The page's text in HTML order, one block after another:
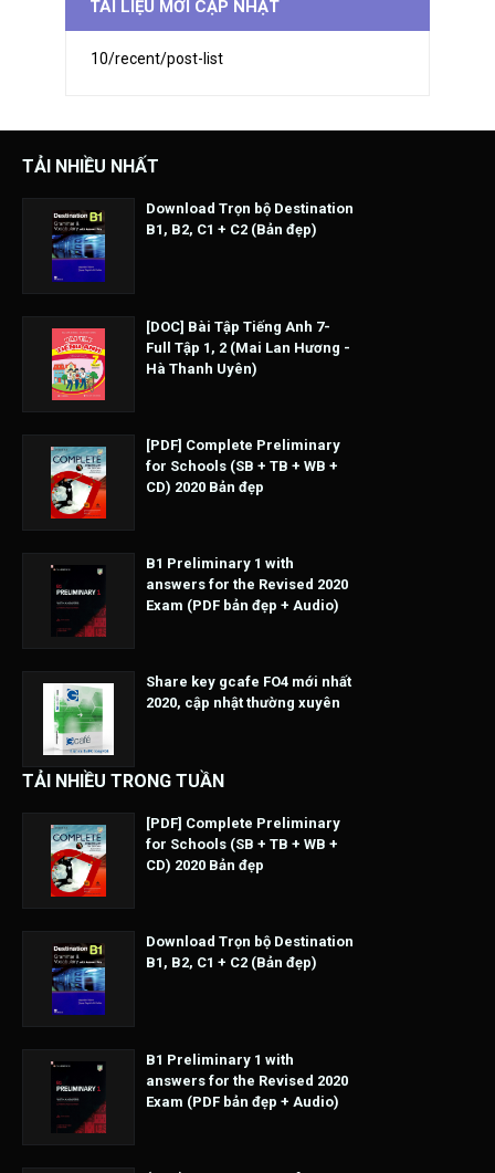
TÀI LIỆU MỚI CẬP NHẬT
10/recent/post-list
TẢI NHIỀU NHẤT
Download Trọn bộ Destination
B1, B2, C1 + C2 (Bản đẹp)
[DOC] Bài Tập Tiếng Anh 7-
Full Tập 1, 2 (Mai Lan Hương -
Hà Thanh Uyên)
[PDF] Complete Preliminary
for Schools (SB + TB + WB +
CD) 2020 Bản đẹp
B1 Preliminary 1 with
answers for the Revised 2020
Exam (PDF bản đẹp + Audio)
Share key gcafe FO4 mới nhất
2020, cập nhật thường xuyên
TẢI NHIỀU TRONG TUẦN
[PDF] Complete Preliminary
for Schools (SB + TB + WB +
CD) 2020 Bản đẹp
Download Trọn bộ Destination
B1, B2, C1 + C2 (Bản đẹp)
B1 Preliminary 1 with
answers for the Revised 2020
Exam (PDF bản đẹp + Audio)